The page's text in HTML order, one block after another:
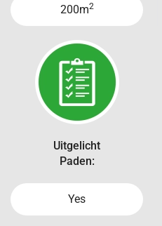
200m2
Uitgelicht
Paden:
Yes